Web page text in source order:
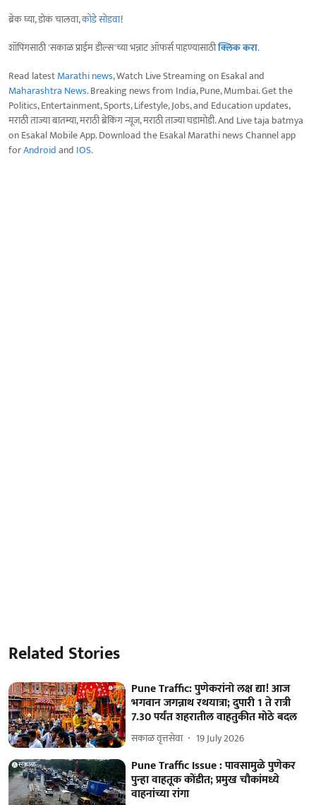
ब्रेक घ्या, डोकं चालवा,कोडे सोडवा!
शॉपिंगसाठी 'सकाळ प्राईम डील्स'च्या भन्नाट ऑफर्स पाहण्यासाठीक्लिक करा.
Read latestMarathi news, Watch Live Streaming on Esakal and
Maharashtra News. Breaking news from India, Pune, Mumbai. Get the
Politics, Entertainment, Sports, Lifestyle, Jobs, and Education updates,
मराठी ताज्या बातम्या, मराठी ब्रेकिंग न्यूज, मराठी ताज्या घडामोडी. And Live taja batmya
on Esakal Mobile App. Download the Esakal Marathi news Channel app
forAndroidand IOS.
Related Stories
Pune Traffic: पुणेकरांनो लक्ष द्या! आज
भगवान जगन्नाथ रथयात्रा; दुपारी 1 ते रात्री
7.30 पर्यंत शहरातील वाहतुकीत मोठे बदल
सकाळ वृत्तसेवा 19 July 2026
Pune Traffic Issue : पावसामुळे पुणेकर
पुन्हा वाहतूक कोंडीत; प्रमुख चौकांमध्ये
वाहनांच्या रांगा